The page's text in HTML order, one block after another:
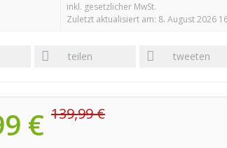
inkl. gesetzlicher MwSt.
Zuletzt aktualisiert am: 8. August 2026
teilen tweeten
€ 139,99 €